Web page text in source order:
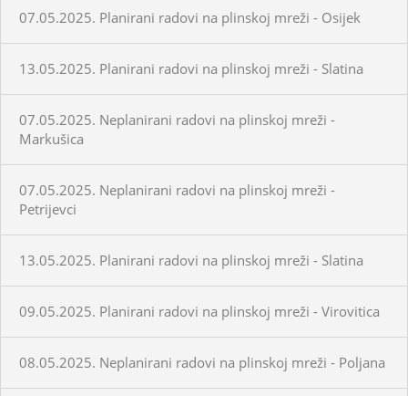
07.05.2025. Planirani radovi na plinskoj mreži - Osijek
13.05.2025. Planirani radovi na plinskoj mreži - Slatina
07.05.2025. Neplanirani radovi na plinskoj mreži -
Markušica
07.05.2025. Neplanirani radovi na plinskoj mreži -
Petrijevci
13.05.2025. Planirani radovi na plinskoj mreži - Slatina
09.05.2025. Planirani radovi na plinskoj mreži - Virovitica
08.05.2025. Neplanirani radovi na plinskoj mreži - Poljana